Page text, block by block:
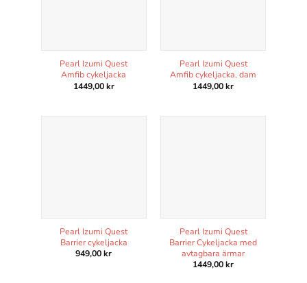
Pearl Izumi Quest
Amfib cykeljacka
1449,00kr
Pearl Izumi Quest
Amfib cykeljacka, dam
1449,00kr
Pearl Izumi Quest
Barrier cykeljacka
949,00kr
Pearl Izumi Quest
Barrier Cykeljacka med
avtagbara ärmar
1449,00kr